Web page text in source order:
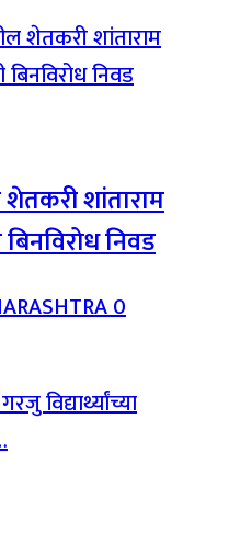
शांताराम
निवड
0